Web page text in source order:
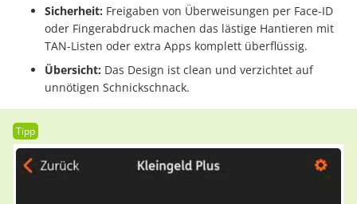
Sicherheit: Freigaben von Überweisungen per Face-ID
oder Fingerabdruck machen das lästige Hantieren mit
TAN-Listen oder extra Apps komplett überflüssig.
Übersicht: Das Design ist clean und verzichtet auf
unnötigen Schnickschnack.